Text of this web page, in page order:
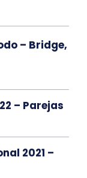
– Bridge,
– Parejas
2021 –